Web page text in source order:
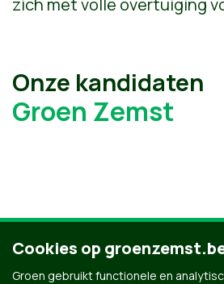
zich met volle overtuiging
Onze kandidaten
Groen Zemst
Ontdek al onze
Cookies op
Groen gebruikt functionele en